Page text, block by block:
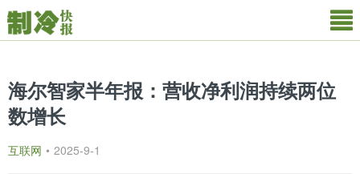
海尔智家半年报：营收净利润持续两位
数增长
互联网 • 2025-9-1